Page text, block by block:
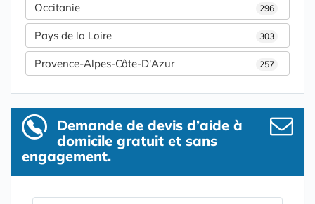
Occitanie 296
Pays de la Loire 303
Provence-Alpes-Côte-D'Azur 257
Demande de devis d’aide à
domicile gratuit et sans
engagement.